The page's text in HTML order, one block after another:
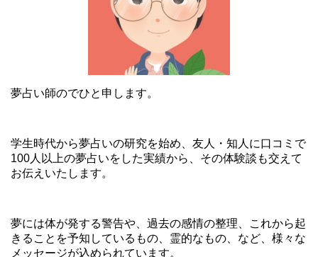
夢占い師のでひと申します。
学生時代から夢占いの研究を始め、友人・知人に口コミで
100人以上の夢占いをした実績から、その体験談も交えて
お伝えいたします。
夢には体が発する警告や、過去の感情の整理、これから起
きることを予知しているもの、霊的なもの、など、様々な
メッセージが込められています。